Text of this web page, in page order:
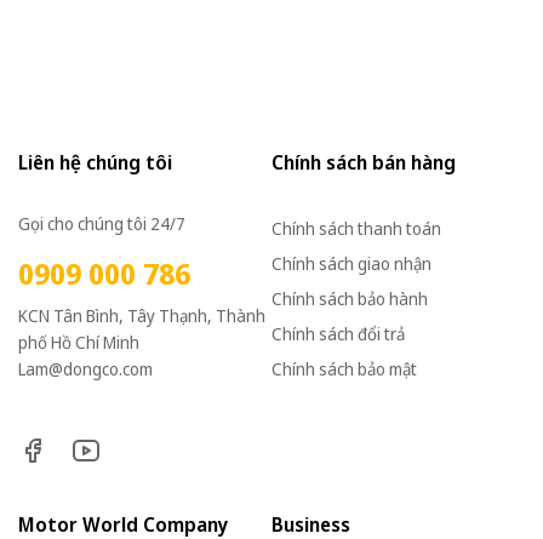
Liên hệ chúng tôi
Gọi cho chúng tôi 24/7
0909 000 786
KCN Tân Bình, Tây Thạnh, Thành
phố Hồ Chí Minh
Lam@dongco.com
Chính sách bán hàng
Chính sách thanh toán
Chính sách giao nhận
Chính sách bảo hành
Chính sách đổi trả
Chính sách bảo mật
Motor World Company Business